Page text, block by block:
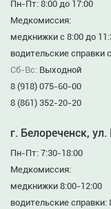
Пн-Пт: 8:00 до 17:00
Медкомиссия:
медкнижки с 8:00 до
водительские справки
Сб-Вс: Выходной
8 (918) 075-60-00
8 (861) 352-20-20
г. Белореченск,
Пн-Пт: 7:30-18:00
Медкомиссия:
медкнижки 8:00-12:00
водительские справки: